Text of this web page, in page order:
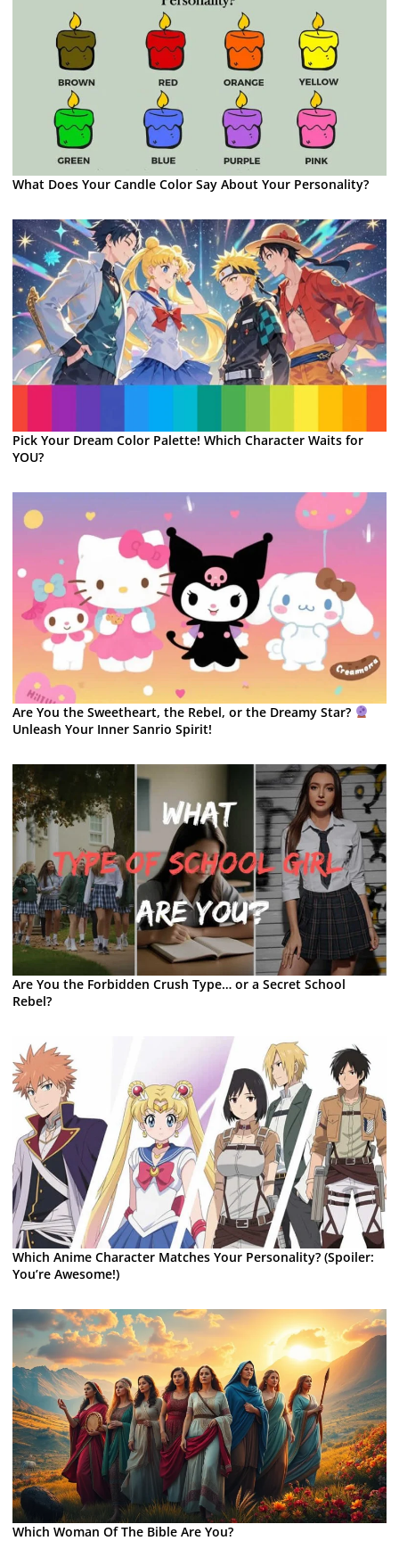
What Does Your Candle Color Say About Your Personality?
Pick Your Dream Color Palette! Which Character Waits for
YOU?
Are You the Sweetheart, the Rebel, or the Dreamy Star?
Unleash Your Inner Sanrio Spirit!
Are You the Forbidden Crush Type… or a Secret School
Rebel?
Which Anime Character Matches Your Personality? (Spoiler:
You’re Awesome!)
Which Woman Of The Bible Are You?